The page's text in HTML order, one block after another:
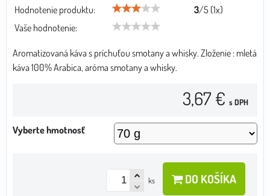
Hodnotenie produktu: 3/5 (1x)
Vaše hodnotenie:
Aromatizovaná káva s príchuťou smotany a whisky. Zloženie : mletá
káva 100% Arabica, aróma smotany a whisky.
3,67 € s DPH
Vyberte hmotnosť
ks DO KOŠÍKA